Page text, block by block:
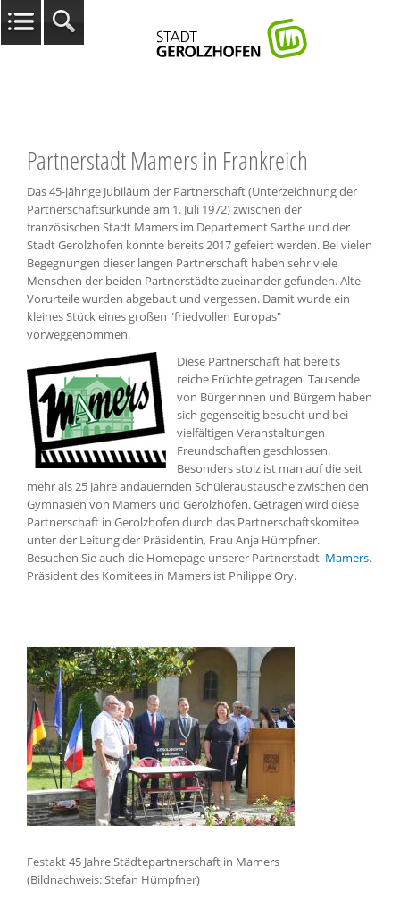
Partnerstadt Mamers in Frankreich
Das 45-jährige Jubiläum der Partnerschaft (Unterzeichnung der
Partnerschaftsurkunde am 1. Juli 1972) zwischen der
französischen Stadt Mamers im Departement Sarthe und der
Stadt Gerolzhofen konnte bereits 2017 gefeiert werden. Bei vielen
Begegnungen dieser langen Partnerschaft haben sehr viele
Menschen der beiden Partnerstädte zueinander gefunden. Alte
Vorurteile wurden abgebaut und vergessen. Damit wurde ein
kleines Stück eines großen "friedvollen Europas"
vorweggenommen.
Diese Partnerschaft hat bereits
reiche Früchte getragen. Tausende
von Bürgerinnen und Bürgern haben
sich gegenseitig besucht und bei
vielfältigen Veranstaltungen
Freundschaften geschlossen.
Besonders stolz ist man auf die seit
mehr als 25 Jahre andauernden Schüleraustausche zwischen den
Gymnasien von Mamers und Gerolzhofen. Getragen wird diese
Partnerschaft in Gerolzhofen durch das Partnerschaftskomitee
unter der Leitung der Präsidentin, Frau Anja Hümpfner.
Besuchen Sie auch die Homepage unserer Partnerstadt Mamers.
Präsident des Komitees in Mamers ist Philippe Ory.
Festakt 45 Jahre Städtepartnerschaft in Mamers
(Bildnachweis: Stefan Hümpfner)